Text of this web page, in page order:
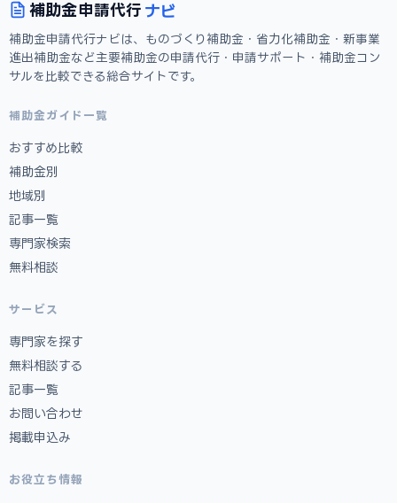
補助金申請代行 ナビ
補助金申請代行ナビは、ものづくり補助金・省力化補助金・新事業
進出補助金など主要補助金の申請代行・申請サポート・補助金コン
サルを比較できる総合サイトです。
補助金ガイド一覧
おすすめ比較
補助金別
地域別
記事一覧
専門家検索
無料相談
サービス
専門家を探す
無料相談する
記事一覧
お問い合わせ
掲載申込み
お役立ち情報